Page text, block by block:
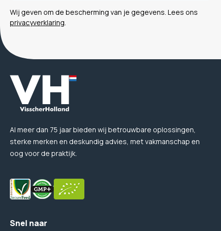
Wij geven om de bescherming van je gegevens. Lees ons
privacyverklaring
Al meer dan 75 jaar bieden wij betrouwbare oplossingen,
sterke merken en deskundig advies, met vakmanschap en
oog voor de praktijk.
Snel naar